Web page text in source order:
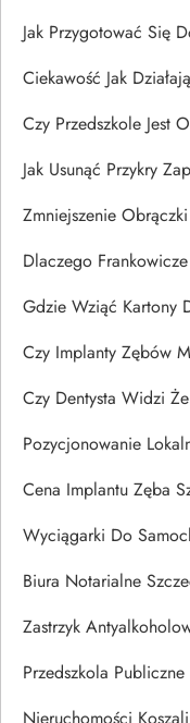
Jak Przygotować Się
Ciekawość Jak
Czy Przedszkole Jest
Jak Usunąć Przykry
Zmniejszenie
Dlaczego
Gdzie Wziąć Kartony
Czy Implanty Zębów
Czy Dentysta Widzi
Pozycjonowanie
Cena Implantu Zęba
Wyciągarki Do
Biura Notarialne
Zastrzyk
Przedszkola
Nieruchomości